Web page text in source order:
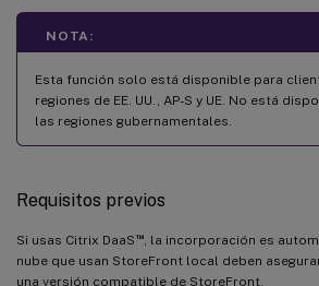
NOTA:
Esta función solo está disponible para
regiones de EE. UU., AP-S y UE. No está
las regiones gubernamentales.
Requisitos previos
Si usas Citrix DaaS ™, la incorporación es
nube que usan StoreFront local deben
una versión compatible de StoreFront.